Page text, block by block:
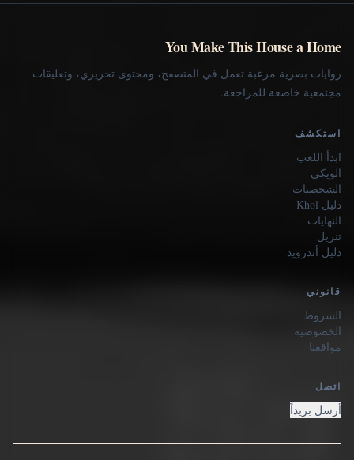
You Make This House a Home
روايات بصرية مرعبة تعمل في المتصفح، ومحتوى تحريري، وتعليقات
مجتمعية خاضعة للمراجعة.
استكشف
ابدأ اللعب
الويكي
الشخصيات
دليل Khol
النهايات
تنزيل
دليل أندرويد
قانوني
الشروط
الخصوصية
مواقعنا
اتصل
أرسل بريداً